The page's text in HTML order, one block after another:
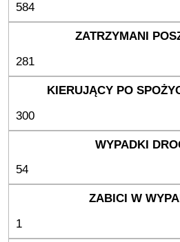
584
281
300
54
1